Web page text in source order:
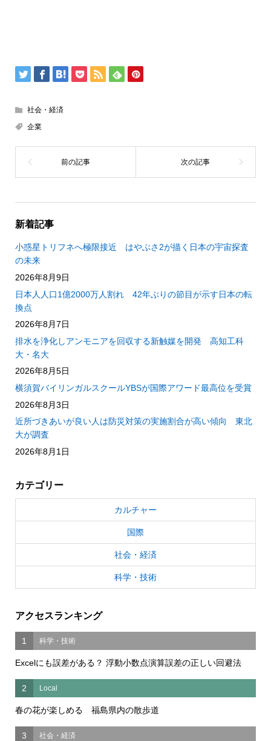
社会・経済
企業
新着記事
小惑星トリフネへ極限接近 はやぶさ2が描く日本の宇宙探査
の未来
2026年8月9日
日本人人口1億2000万人割れ 42年ぶりの節目が示す日本の転
換点
2026年8月7日
排水を浄化しアンモニアを回収する新触媒を開発 高知工科
大・名大
2026年8月5日
横須賀バイリンガルスクールYBSが国際アワード最高位を受賞
2026年8月3日
近所づきあいが良い人は防災対策の実施割合が高い傾向 東北
大が調査
2026年8月1日
カテゴリー
カルチャー
国際
社会・経済
科学・技術
アクセスランキング
1 科学・技術
Excelにも誤差がある？ 浮動小数点演算誤差の正しい回避法
2 Local
春の花が楽しめる 福島県内の散歩道
3 社会・経済